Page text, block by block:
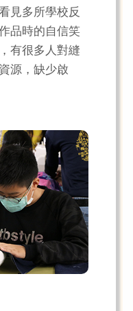
見多所學校反
品時的自信笑
有很多人對縫
源，缺少啟